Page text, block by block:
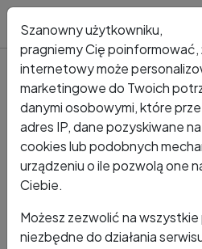
Kto dzwonił? Numer +48 513
+48 513
Szanowny użytkowniku,
pragniemy Cię poinformować,
internetowy może
marketingowe do Twoich
danymi osobowymi, które
adres IP, dane pozyskiwane
cookies lub podobnych
urządzeniu o ile pozwolą one
Ciebie.
Możesz zezwolić na
niezbędne do działania